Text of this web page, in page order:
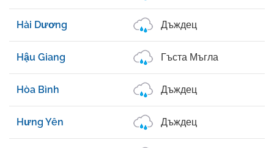
Hải Dương Дъждец
Hậu Giang Гъста Мъгла
Hòa Bình Дъждец
Hưng Yên Дъждец